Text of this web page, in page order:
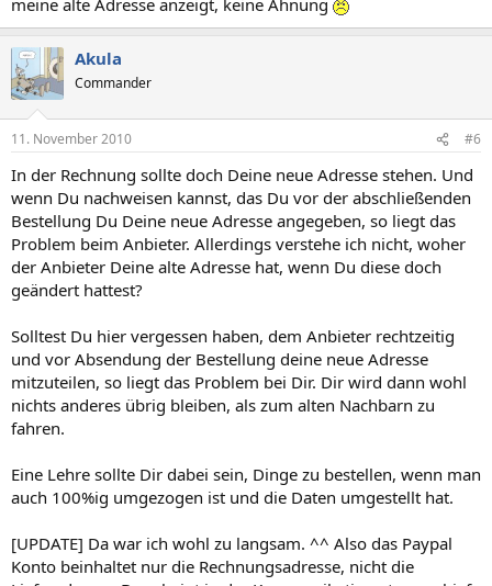
Akula
Commander
11. November 2010 #6
In der Rechnung sollte doch Deine neue Adresse stehen. Und
wenn Du nachweisen kannst, das Du vor der abschließenden
Bestellung Du Deine neue Adresse angegeben, so liegt das
Problem beim Anbieter. Allerdings verstehe ich nicht, woher
der Anbieter Deine alte Adresse hat, wenn Du diese doch
geändert hattest?
Solltest Du hier vergessen haben, dem Anbieter rechtzeitig
und vor Absendung der Bestellung deine neue Adresse
mitzuteilen, so liegt das Problem bei Dir. Dir wird dann wohl
nichts anderes übrig bleiben, als zum alten Nachbarn zu
fahren.
Eine Lehre sollte Dir dabei sein, Dinge zu bestellen, wenn man
auch 100%ig umgezogen ist und die Daten umgestellt hat.
[UPDATE] Da war ich wohl zu langsam. ^^ Also das Paypal
Konto beinhaltet nur die Rechnungsadresse, nicht die